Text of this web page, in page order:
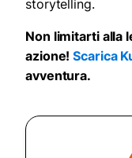
storytelling.
Non limitarti alla
azione!Scarica
avventura.